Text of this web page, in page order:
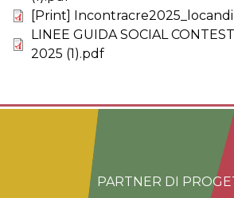
[Print]
LINEE GUIDA SOCIAL
2025 (1).pdf
PARTNER DI